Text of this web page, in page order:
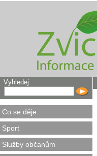
Vyhledej
Co se děje
Sport
Služby občanům